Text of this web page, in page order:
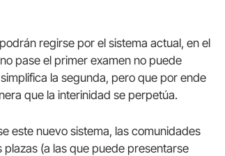
regirse por el sistema actual, en el
pase el primer examen no puede
la segunda, pero que por ende
que la interinidad se perpetúa.
este nuevo sistema, las comunidades
(a las que puede presentarse